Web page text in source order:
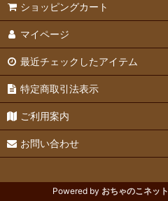
ショッピングカート
マイページ
最近チェックしたアイテム
特定商取引法表示
ご利用案内
お問い合わせ
Powered by おちゃのこネット